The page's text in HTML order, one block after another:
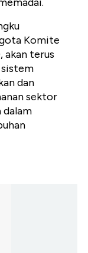
Komite
akan terus
dan
sektor